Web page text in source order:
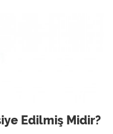
Edilmiş Midir?